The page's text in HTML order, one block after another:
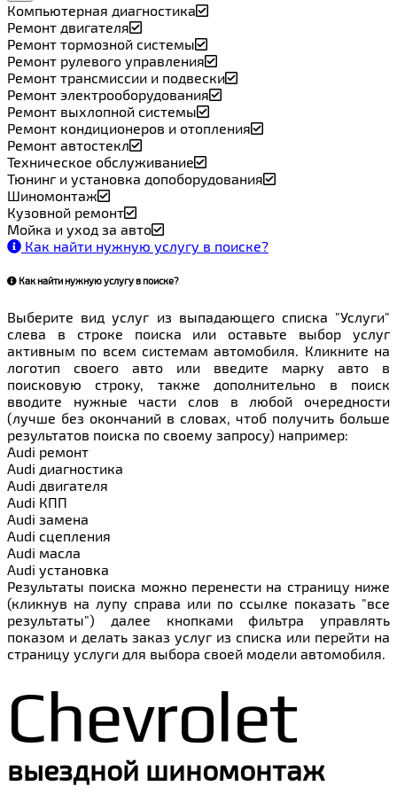
Компьютерная диагностика
Ремонт двигателя
Ремонт тормозной системы
Ремонт рулевого управления
Ремонт трансмиссии и подвески
Ремонт электрооборудования
Ремонт выхлопной системы
Ремонт кондиционеров и отопления
Ремонт автостекл
Техническое обслуживание
Тюнинг и установка допоборудования
Шиномонтаж
Кузовной ремонт
Мойка и уход за авто
Как найти нужную услугу в поиске?
Как найти нужную услугу в поиске?
Выберите вид услуг из выпадающего списка "Услуги"
слева в строке поиска или оставьте выбор услуг
активным по всем системам автомобиля. Кликните на
логотип своего авто или введите марку авто в
поисковую строку, также дополнительно в поиск
вводите нужные части слов в любой очередности
(лучше без окончаний в словах, чтоб получить больше
результатов поиска по своему запросу) например:
Audi ремонт
Audi диагностика
Audi двигателя
Audi КПП
Audi замена
Audi сцепления
Audi масла
Audi установка
Результаты поиска можно перенести на страницу ниже
(кликнув на лупу справа или по ссылке показать "все
результаты") далее кнопками фильтра управлять
показом и делать заказ услуг из списка или перейти на
страницу услуги для выбора своей модели автомобиля.
Chevrolet
выездной шиномонтаж